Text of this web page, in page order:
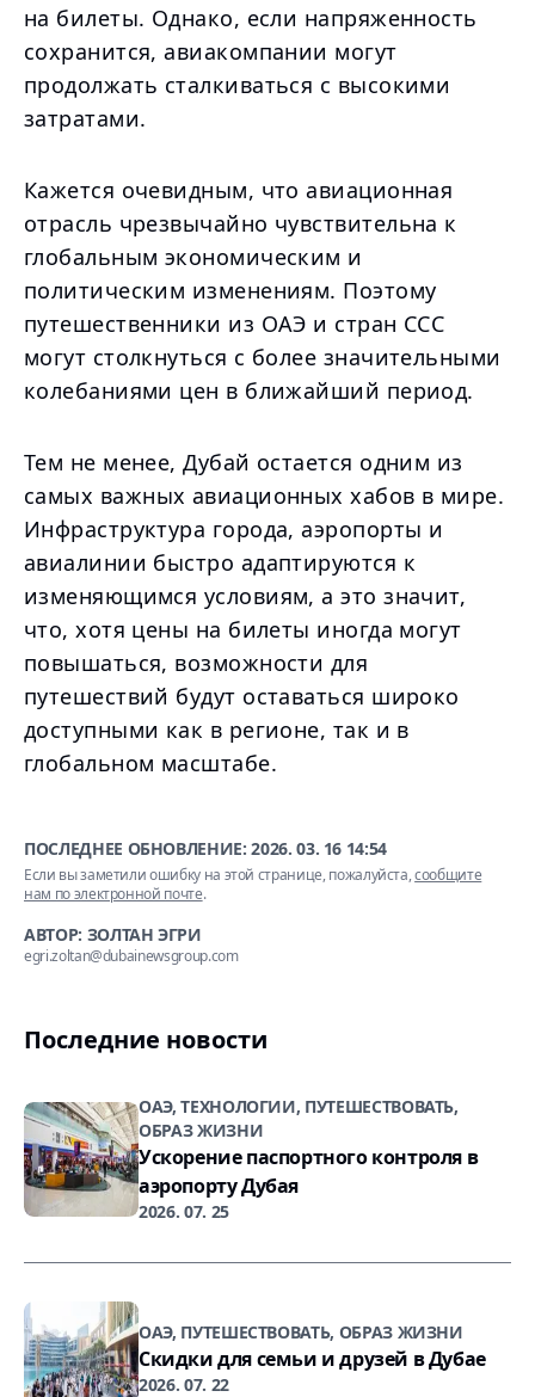
на билеты. Однако, если напряженность
сохранится, авиакомпании могут
продолжать сталкиваться с высокими
затратами.
Кажется очевидным, что авиационная
отрасль чрезвычайно чувствительна к
глобальным экономическим и
политическим изменениям. Поэтому
путешественники из ОАЭ и стран ССС
могут столкнуться с более значительными
колебаниями цен в ближайший период.
Тем не менее, Дубай остается одним из
самых важных авиационных хабов в мире.
Инфраструктура города, аэропорты и
авиалинии быстро адаптируются к
изменяющимся условиям, а это значит,
что, хотя цены на билеты иногда могут
повышаться, возможности для
путешествий будут оставаться широко
доступными как в регионе, так и в
глобальном масштабе.
ПОСЛЕДНЕЕ ОБНОВЛЕНИЕ:2026. 03. 16 14:54
Если вы заметили ошибку на этой странице, пожалуйста,сообщите
нам по электронной почте.
АВТОР: ЗОЛТАН ЭГРИ
egri.zoltan@dubainewsgroup.com
Последние новости
ОАЭ, ТЕХНОЛОГИИ, ПУТЕШЕСТВОВАТЬ,
ОБРАЗ ЖИЗНИ
Ускорение паспортного контроля в
аэропорту Дубая
2026. 07. 25
ОАЭ, ПУТЕШЕСТВОВАТЬ, ОБРАЗ ЖИЗНИ
Скидки для семьи и друзей в Дубае
2026. 07. 22